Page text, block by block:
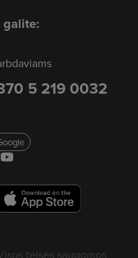
galite:
5 219 0032
teisės saugomos